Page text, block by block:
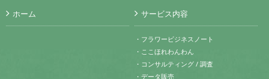
ホーム サービス内容
・フラワービジネスノート
・ここほれわんわん
・コンサルティング / 調査
・データ販売